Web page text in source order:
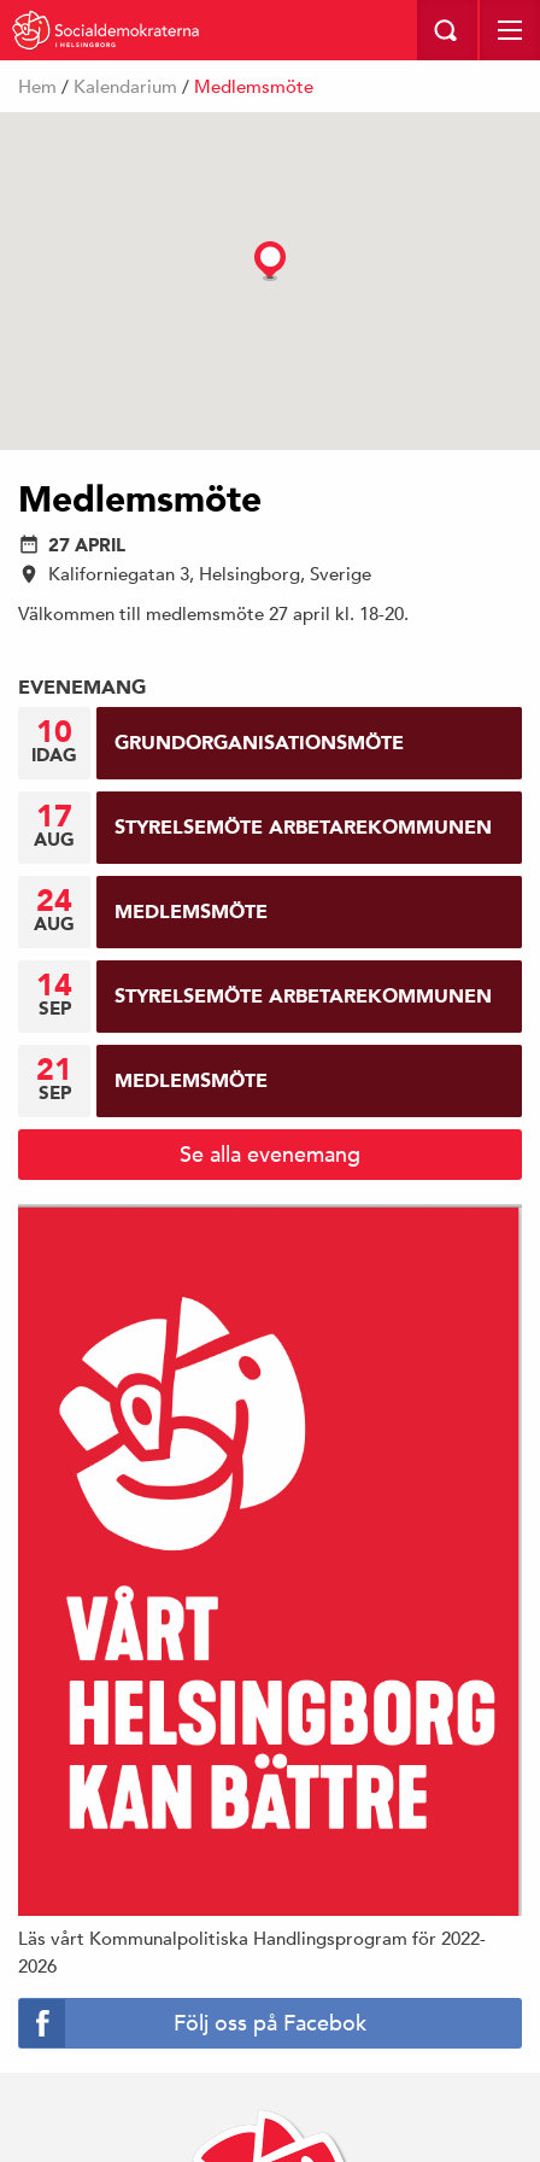
I HELSINGBORG
Hem / Kalendarium / Medlemsmöte
Medlemsmöte
27 APRIL
Kaliforniegatan 3, Helsingborg, Sverige
Välkommen till medlemsmöte 27 april kl. 18-20.
EVENEMANG
10
IDAG GRUNDORGANISATIONSMÖTE
17
AUG STYRELSEMÖTE ARBETAREKOMMUNEN
24
AUG MEDLEMSMÖTE
14
SEP STYRELSEMÖTE ARBETAREKOMMUNEN
21
SEP MEDLEMSMÖTE
Se alla evenemang
Läs vårt Kommunalpolitiska Handlingsprogram för 2022-
2026
Följ oss på Facebok